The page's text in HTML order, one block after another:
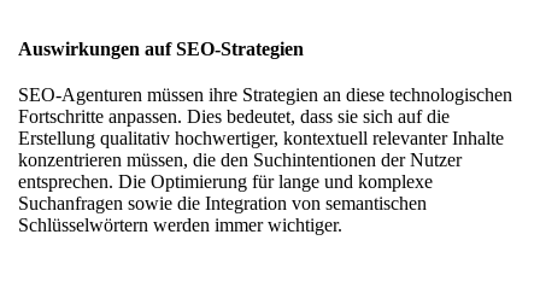
Auswirkungen auf SEO-Strategien
SEO-Agenturen müssen ihre Strategien an diese technologischen
Fortschritte anpassen. Dies bedeutet, dass sie sich auf die
Erstellung qualitativ hochwertiger, kontextuell relevanter Inhalte
konzentrieren müssen, die den Suchintentionen der Nutzer
entsprechen. Die Optimierung für lange und komplexe
Suchanfragen sowie die Integration von semantischen
Schlüsselwörtern werden immer wichtiger.